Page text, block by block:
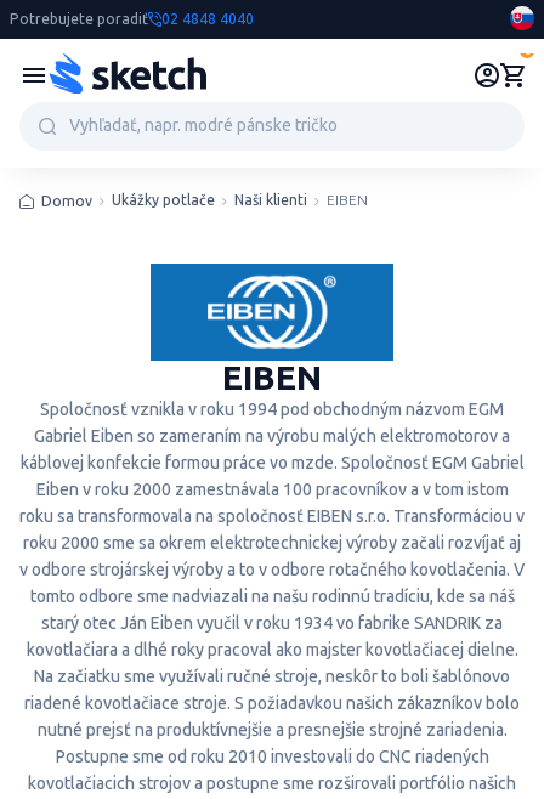
Potrebujete poradiť 02 4848 4040
Domov Ukážky potlače Naši klienti EIBEN
EIBEN
Spoločnosť vznikla v roku 1994 pod obchodným názvom EGM
Gabriel Eiben so zameraním na výrobu malých elektromotorov a
káblovej konfekcie formou práce vo mzde. Spoločnosť EGM Gabriel
Eiben v roku 2000 zamestnávala 100 pracovníkov a v tom istom
roku sa transformovala na spoločnosť EIBEN s.r.o. Transformáciou v
roku 2000 sme sa okrem elektrotechnickej výroby začali rozvíjať aj
v odbore strojárskej výroby a to v odbore rotačného kovotlačenia. V
tomto odbore sme nadviazali na našu rodinnú tradíciu, kde sa náš
starý otec Ján Eiben vyučil v roku 1934 vo fabrike SANDRIK za
kovotlačiara a dlhé roky pracoval ako majster kovotlačiacej dielne.
Na začiatku sme využívali ručné stroje, neskôr to boli šablónovo
riadené kovotlačiace stroje. S požiadavkou našich zákazníkov bolo
nutné prejsť na produktívnejšie a presnejšie strojné zariadenia.
Postupne sme od roku 2010 investovali do CNC riadených
kovotlačiacich strojov a postupne sme rozširovali portfólio našich